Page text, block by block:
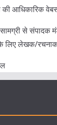
की आधिकारिक
से संपादक
लेखक/